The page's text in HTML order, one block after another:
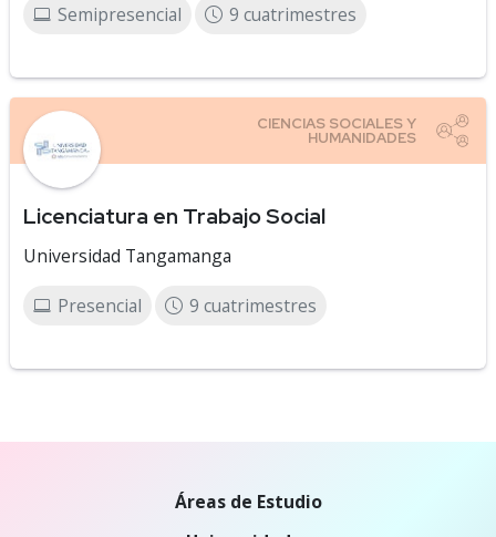
Semipresencial 9 cuatrimestres
Licenciatura en Trabajo Social
Universidad Tangamanga
Presencial 9 cuatrimestres
Áreas de Estudio